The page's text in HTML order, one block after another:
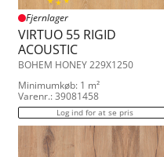
Promoda Q55
Fjernlager
VIRTUO 55 RIGID
ACOUSTIC
BOHEM HONEY 229X1250
Minimumkøb: 1 m²
Varenr.: 39081458
Log ind for at se pris